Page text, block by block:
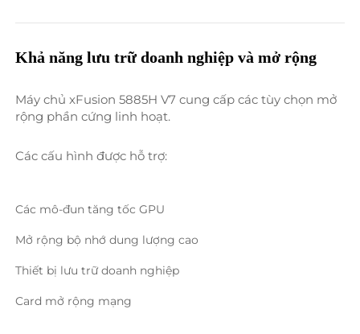
Khả năng lưu trữ doanh nghiệp và mở rộng
Máy chủ xFusion 5885H V7 cung cấp các tùy chọn mở
rộng phần cứng linh hoạt.
Các cấu hình được hỗ trợ:
Các mô-đun tăng tốc GPU
Mở rộng bộ nhớ dung lượng cao
Thiết bị lưu trữ doanh nghiệp
Card mở rộng mạng